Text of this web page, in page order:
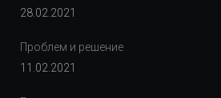
28.02.2021
Проблем и решение
11.02.2021